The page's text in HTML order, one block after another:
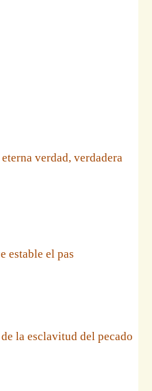
verdad, verdadera
estable el pas
la esclavitud del pecado